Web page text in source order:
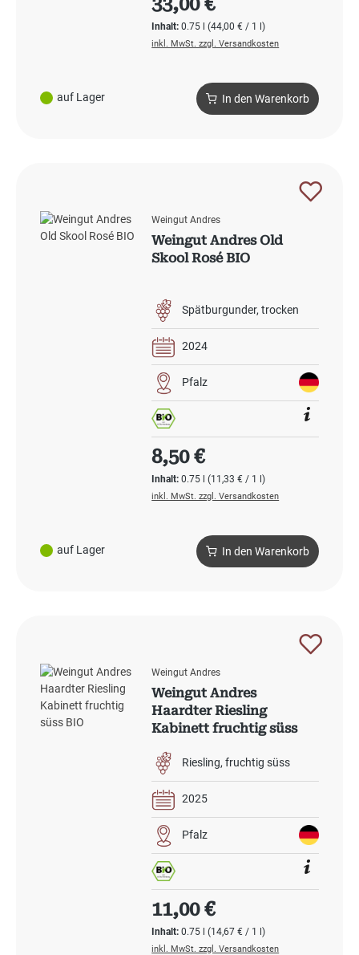
auf Lager
Inhalt:0.75 l(44,00 € / 1 l)
inkl. MwSt. zzgl. Versandkosten
In den Warenkorb
auf Lager
Weingut Andres
Weingut Andres Old
Skool Rosé BIO
Spätburgunder trocken
2024
Pfalz
Inhalt:0.75 l(11,33 € / 1 l)
Regulärer Preis:
8,50 €
inkl. MwSt. zzgl. Versandkosten
In den Warenkorb
Weingut Andres
Weingut Andres
Haardter Riesling
Kabinett fruchtig süss
Riesling fruchtig süss
2025
Pfalz
Inhalt:0.75 l(14,67 € / 1 l)
Regulärer Preis:
11,00 €
inkl. MwSt. zzgl. Versandkosten